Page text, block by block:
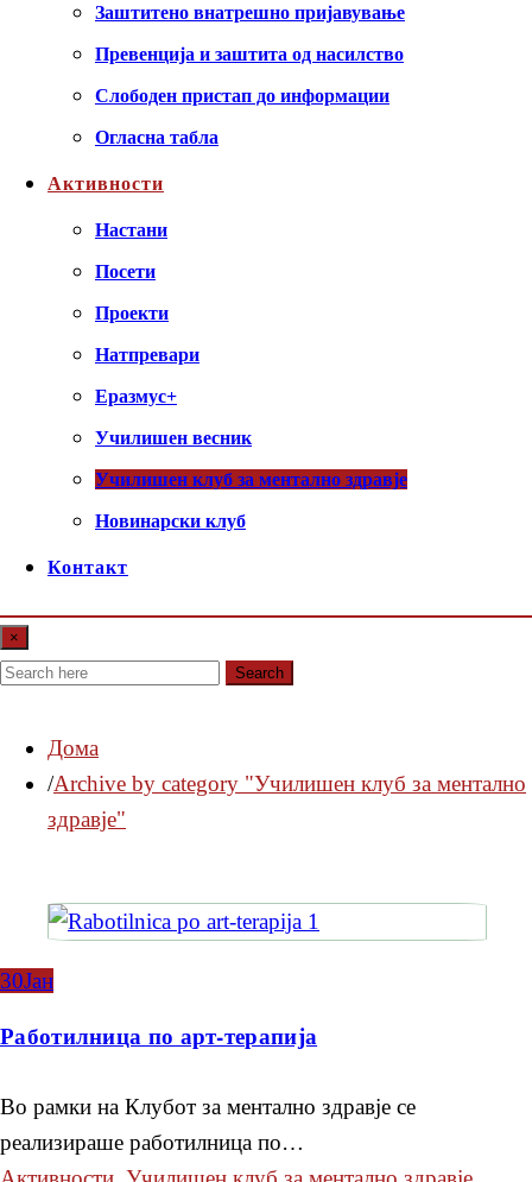
Заштитено внатрешно пријавување
Превенција и заштита од насилство
Слободен пристап до информации
Огласна табла
Активности
Настани
Посети
Проекти
Натпревари
Еразмус+
Училишен весник
Училишен клуб за ментално здравје
Новинарски клуб
Контакт
×
Search
Дома
Archive by category "Училишен клуб за ментално
здравје"
30Јан
Работилница по арт-терапија
Во рамки на Клубот за ментално здравје се
реализираше работилница по…